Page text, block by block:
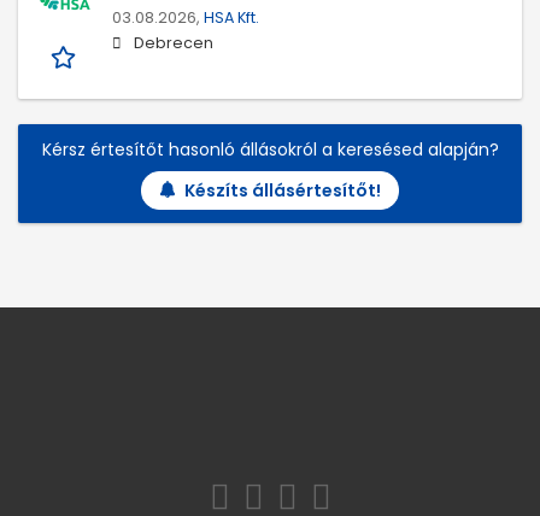
03.08.2026, HSA Kft.
Debrecen
Kérsz értesítőt hasonló állásokról a keresésed alapján?
Készíts állásértesítőt!